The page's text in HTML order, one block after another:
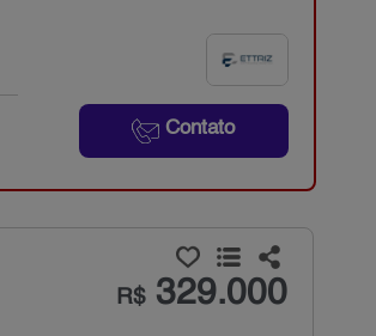
Contato
R$329.000